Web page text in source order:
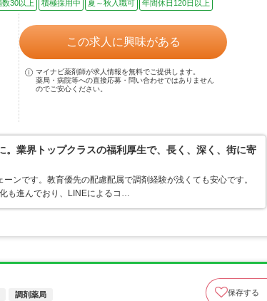
数30以上 積極採用中 夏～秋入職可 年間休日120日以上
この求人に興味がある
マイナビ薬剤師が求人情報を無料でご提供します。
薬局・病院等への直接応募・問い合わせではありません
のでご安心ください。
業界トップクラスの福利厚生で、長く、深く、街に寄
ンです。教育優先の配慮配属で調剤経験が浅くても安心です。
も進んでおり、LINEによるコ…
調剤薬局 保存する